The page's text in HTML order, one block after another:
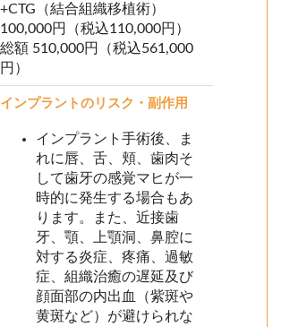
+CTG（結合組織移植術）
100,000円（税込110,000円）
総額 510,000円（税込561,000
円）
インプラントのリスク・副作用
インプラント手術後、ま
れに唇、舌、頬、歯肉そ
して歯牙の感覚マヒが一
時的に発生する場合もあ
ります。また、近接歯
牙、顎、上顎洞、鼻腔に
対する炎症、疼痛、過敏
症、組織治癒の遅延及び
顔面部の内出血（紫斑や
黄斑など）が避けられな